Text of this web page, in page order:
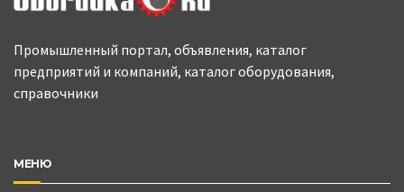
Промышленный портал, объявления, каталог
предприятий и компаний, каталог оборудования,
справочники
МЕНЮ